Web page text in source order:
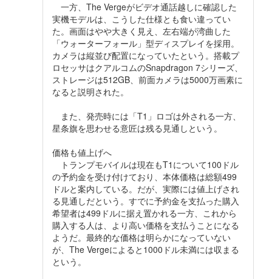
一方、The Vergeがビデオ通話越しに確認した
実機モデルは、こうした仕様とも食い違ってい
た。画面はやや大きく見え、左右端が湾曲した
「ウォーターフォール」型ディスプレイを採用。
カメラは縦並び配置になっていたという。搭載プ
ロセッサはクアルコムのSnapdragon 7シリーズ、
ストレージは512GB、前面カメラは5000万画素に
なると説明された。
また、発売時には「T1」ロゴは外される一方、
星条旗を思わせる意匠は残る見通しという。
価格も値上げへ
トランプモバイルは現在もT1について100ドル
の予約金を受け付けており、本体価格は総額499
ドルと案内している。だが、実際には値上げされ
る見通しだという。すでに予約金を支払った購入
希望者は499ドルに据え置かれる一方、これから
購入する人は、より高い価格を支払うことになる
ようだ。最終的な価格は明らかになっていない
が、The Vergeによると1000ドル未満には収まる
という。